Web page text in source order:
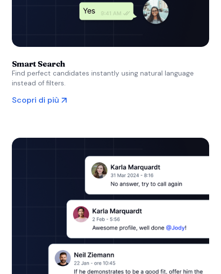
Smart Search
Find perfect candidates instantly using natural language
instead of filters.
Scopri di più